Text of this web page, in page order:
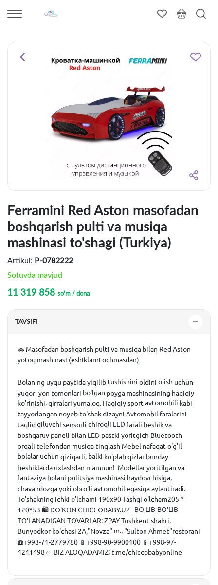
Ferramini Red Aston masofadan
boshqarish pulti va musiqa
mashinasi to'shagi (Turkiya)
Artikul: P-0782222
Sotuvda mavjud
11 319 858 so'm / dona
TAVSIFI
🚗 Masofadan boshqarish pulti va musiqa bilan Red Aston
yotoq mashinasi (eshiklarni ochmasdan)
Bolaning uyqu paytidayiqilib tushishini oldini olish uchun
yuqori yon tomonlari bo'lgan poyga mashinasining haqiqiy
ko'rinishi,qirralari yumaloq. Haqiqiysportavtomobili kabi
tayyorlangan noyob to'shakdizayni Avtomobil faralarini
taqlid qiluvchi sensorli chiroqli LED farali beshikva
boshqaruv paneli bilan LED pastki yoritgich Bluetooth
orqali telefondan musiqa tinglash Mebel nafaqat o'g'il
bolalar uchun qiziqarli, balki ko'plabqizlar bunday
beshiklarda uxlashdan mamnun! Modellaryoritilgan va
fantaziya bolani politsiya mashinasi haydovchisiga,
chavandozgayoki obro'li avtomobil egasigaaylantiradi.
To'shakning ichki o'lchami 190x90Tashqi o'lcham205 *
120*53 🛍 DO'KON CHICCOBABY.UZ
BO'LIB-BO'LIB
TO'LANADIGAN TOVARLAR:ZPAYToshkent shahri,
Bunyodkor ko'chasi 2A,"Novza" m., "Sulton Ahmet"restorani
☎️+998-71-2779780 📱+998-90-9900100 📱+998-97-
4241498 ✅ BIZALOQADAMIZ: t.me/chiccobabyonline